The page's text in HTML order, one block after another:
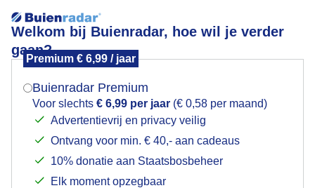
Welkom bij Buienradar, hoe wil je verder
gaan?
Premium € 6,99 / jaar
Buienradar Premium
Voor slechts € 6,99 per jaar (€ 0,58 per maand)
Advertentievrij en privacy veilig
Ontvang voor min. € 40,- aan cadeaus
10% donatie aan Staatsbosbeheer
Elk moment opzegbaar
storm aan zee
Mogen we je locatie gebruiken voor het
Indien je hier nog geen akkoord op hebt gegeven,
verschijnt er zo een pop-up uit je browser waarin